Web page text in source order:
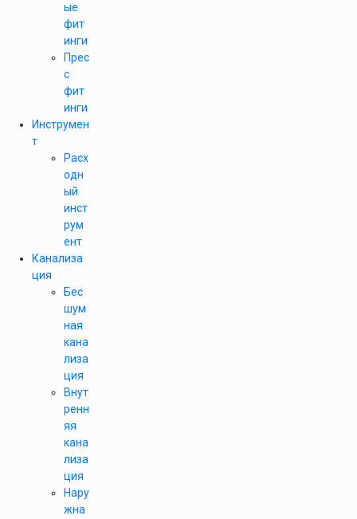
ые
фит
инги
Прес
с
фит
инги
Инструмен
т
Расх
одн
ый
инст
рум
ент
Канализа
ция
Бес
шум
ная
кана
лиза
ция
Внут
ренн
яя
кана
лиза
ция
Нару
жна